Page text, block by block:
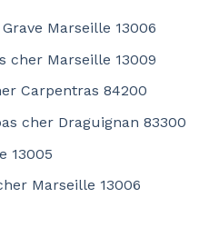
Marseille 13006
cher Marseille 13009
Carpentras 84200
cher Draguignan 83300
13005
Marseille 13006